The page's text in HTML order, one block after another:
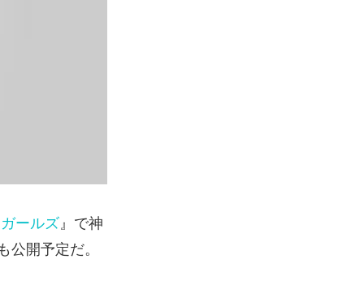
ールズ 』で神
公開予定だ。